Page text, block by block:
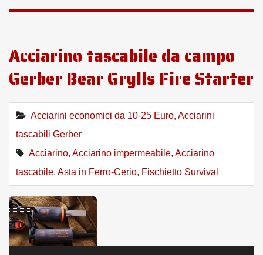
Acciarino tascabile da campo
Gerber Bear Grylls Fire Starter
Acciarini economici da 10-25 Euro, Acciarini
tascabili Gerber
Acciarino, Acciarino impermeabile, Acciarino
tascabile, Asta in Ferro-Cerio, Fischietto Survival